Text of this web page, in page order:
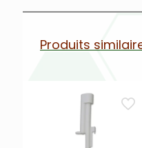
Produits